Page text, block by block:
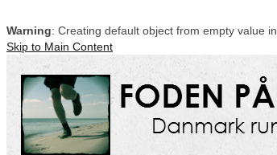
Warning: Creating default object from empty value in
Skip to Main Content